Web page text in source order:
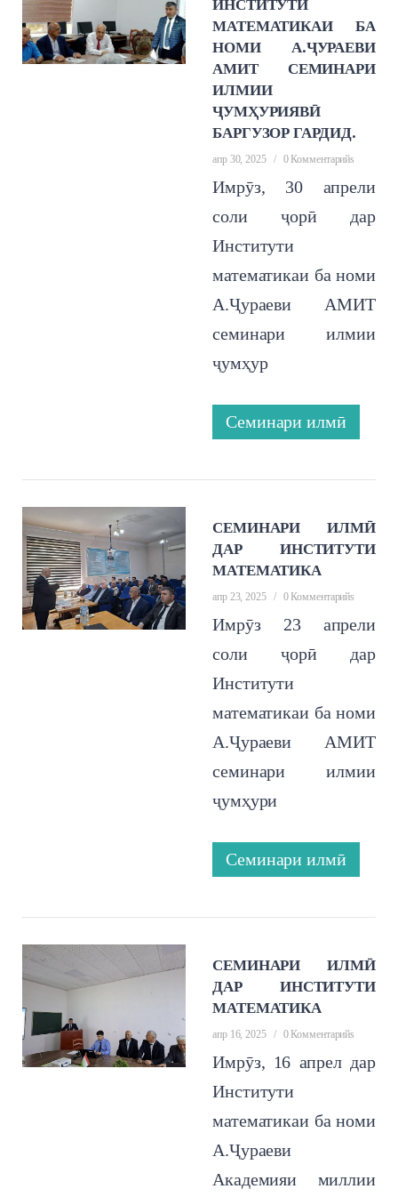
МАТЕМАТИКАИ БА
НОМИ А.ҶУРАЕВИ
АМИТ СЕМИНАРИ
ИЛМИИ
ҶУМҲУРИЯВӢ
БАРГУЗОР ГАРДИД.
апр 30, 2025 / 0 Комментарийs
Имрӯз, 30 апрели
соли ҷорӣ дар
Институти
математикаи ба номи
А.Ҷураеви АМИТ
семинари илмии
ҷумҳур
Семинари илмӣ
СЕМИНАРИ ИЛМӢ
ДАР ИНСТИТУТИ
МАТЕМАТИКА
апр 23, 2025 / 0 Комментарийs
Имрӯз 23 апрели
соли ҷорӣ дар
Институти
математикаи ба номи
А.Ҷураеви АМИТ
семинари илмии
ҷумҳури
Семинари илмӣ
СЕМИНАРИ ИЛМӢ
ДАР ИНСТИТУТИ
МАТЕМАТИКА
апр 16, 2025 / 0 Комментарийs
Имрӯз, 16 апрел дар
Институти
математикаи ба номи
А.Ҷу‌раеви
Академияи миллии